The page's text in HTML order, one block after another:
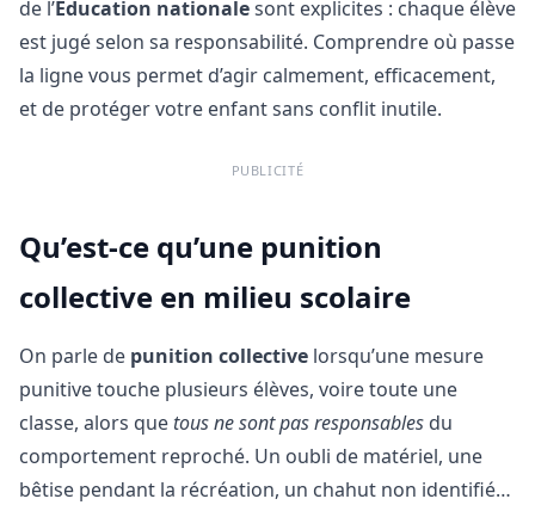
de l’Éducation nationalesont explicites : chaque élève
est jugé selon sa responsabilité. Comprendre où passe
la ligne vous permet d’agir calmement, efficacement,
et de protéger votre enfant sans conflit inutile.
PUBLICITÉ
Qu’est-ce qu’une punition
collective en milieu scolaire
On parle de punition collective lorsqu’une mesure
punitive touche plusieurs élèves, voire toute une
classe, alors que tous ne sont pas responsables du
comportement reproché. Un oubli de matériel, une
bêtise pendant la récréation, un chahut non identifié…